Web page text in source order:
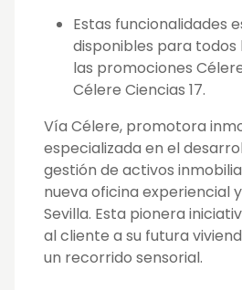
Estas funcionalidades
disponibles para todos
las promociones
Célere Ciencias 17.
Vía Célere, promotora
especializada en el
gestión de activos
nueva oficina experiencial
Sevilla. Esta pionera
al cliente a su futura
un recorrido sensorial.